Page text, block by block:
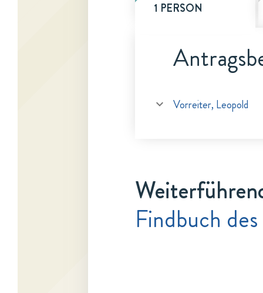
1 PERSON
Vorreiter, Leopold
Findbuch